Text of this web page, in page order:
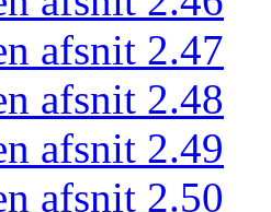
afsnit 2.47
afsnit 2.48
afsnit 2.49
afsnit 2.50